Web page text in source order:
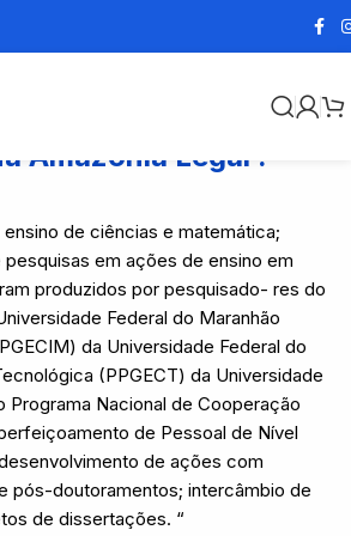
Amazônia Legal :
de ciências e matemática;
em ações de ensino em
produzidos por pesquisado- res do
Federal do Maranhão
da Universidade Federal do
(PPGECT) da Universidade
Programa Nacional de Cooperação
de Pessoal de Nível
de ações com
pós-doutoramentos; intercâmbio de
de dissertações. “